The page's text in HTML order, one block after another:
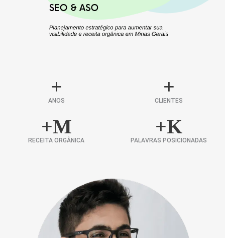
+
ANOS
+
CLIENTES
+M
RECEITA ORGÂNICA
+K
PALAVRAS POSICIONADAS